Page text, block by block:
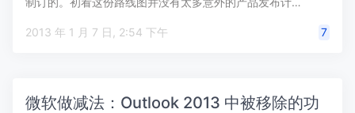
2013 年 1 月 7 日, 2:54 下午 7
微软做减法：Outlook 2013 中被移除的功